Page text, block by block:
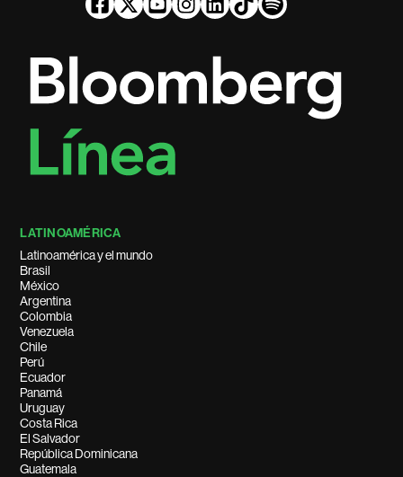
LATINOAMÉRICA
Latinoamérica y el mundo
Brasil
México
Argentina
Colombia
Venezuela
Chile
Perú
Ecuador
Panamá
Uruguay
Costa Rica
El Salvador
República Dominicana
Guatemala